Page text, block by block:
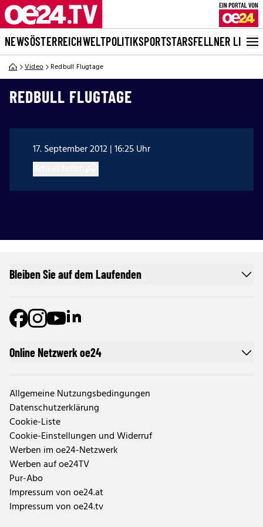
NEWSÖSTERREICHWELTPOLITIKSPORTSTARSFELLNER LIVE
Video Redbull Flugtage
REDBULL FLUGTAGE
17. September 2012 | 16:25 Uhr
Online Netzwerk oe24
Allgemeine Nutzungsbedingungen
Datenschutzerklärung
Cookie-Liste
Cookie-Einstellungen und Widerruf
Werben im oe24-Netzwerk
Werben auf oe24TV
Pur-Abo
Impressum von oe24.at
Impressum von oe24.tv
Bleiben Sie auf dem Laufenden